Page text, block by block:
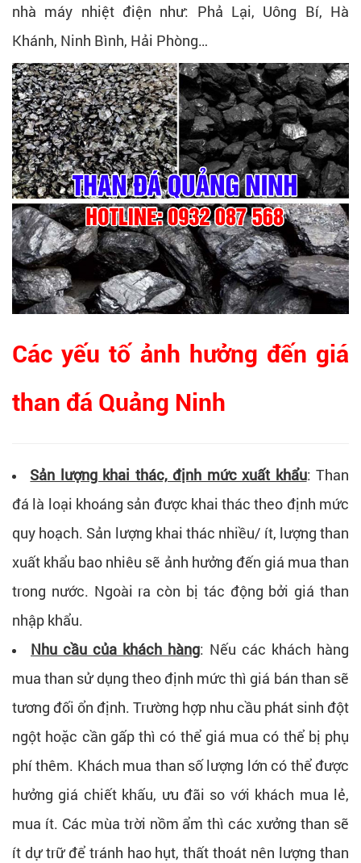
nhà máy nhiệt điện như: Phả Lại, Uông Bí, Hà
Khánh, Ninh Bình, Hải Phòng…
Các yếu tố ảnh hưởng đến giá
than đá Quảng Ninh
Sản lượng khai thác, định mức xuất khẩu: Than
đá là loại khoáng sản được khai thác theo định mức
quy hoạch. Sản lượng khai thác nhiều/ ít, lượng than
xuất khẩu bao nhiêu sẽ ảnh hưởng đến giá mua than
trong nước. Ngoài ra còn bị tác động bởi giá than
nhập khẩu.
Nhu cầu của khách hàng: Nếu các khách hàng
mua than sử dụng theo định mức thì giá bán than sẽ
tương đối ổn định. Trường hợp nhu cầu phát sinh đột
ngột hoặc cần gấp thì có thể giá mua có thể bị phụ
phí thêm. Khách mua than số lượng lớn có thể được
hưởng giá chiết khấu, ưu đãi so với khách mua lẻ,
mua ít. Các mùa trời nồm ẩm thì các xưởng than sẽ
ít dự trữ để tránh hao hụt, thất thoát nên lượng than